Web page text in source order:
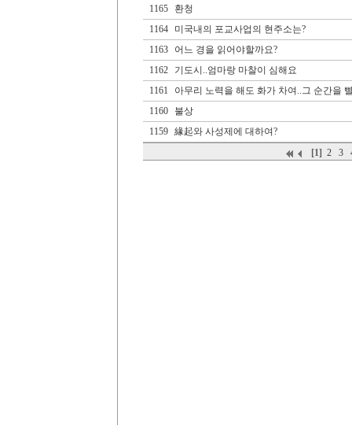
1165
환청
1164
미국내의 포교사업의 현주소는?
1163
어느 경을 읽어야할까요?
1162
기도시..엄마랑 마찰이 심해요
1161
아무리 노력을 해도 화가 차여..그 순간을
1160
불상
1159 緣起와 사성제에 대하여?
[1] 2 3